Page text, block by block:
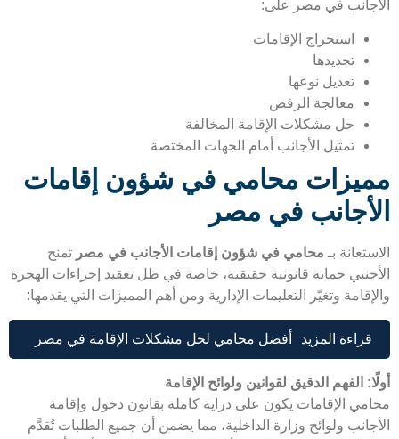
في مصر على:
استخراج الإقامات
تجديدها
تعديل نوعها
معالجة الرفض
حل مشكلات الإقامة المخالفة
تمثيل الأجانب أمام الجهات المختصة
محامي في شؤون إقامات
في مصر
بـمحامي في شؤون إقامات الأجانب في مصرتمنح
حماية قانونية حقيقية، خاصة في ظل تعقيد إجراءات الهجرة
وتغيّر التعليمات الإدارية ومن أهم المميزات التي يقدمها:
قراءة المزيد أفضل محامي لحل مشكلات الإقامة في مصر
الفهم الدقيق لقوانين ولوائح الإقامة
الإقامات يكون على دراية كاملة بقانون دخول وإقامة
ولوائح وزارة الداخلية، مما يضمن أن جميع الطلبات تُقدَّم